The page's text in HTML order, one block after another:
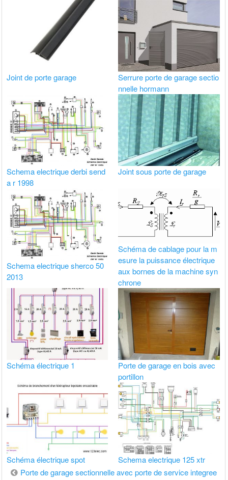
Joint de porte garage
Serrure porte de garage sectio
nnelle hormann
Schema electrique derbi send
a r 1998
Joint sous porte de garage
Schema electrique sherco 50
2013
Schéma de cablage pour la m
esure la puissance électrique
aux bornes de la machine syn
chrone
Schéma électrique 1
Porte de garage en bois avec
portillon
Schéma électrique spot Schema electrique 125 xtr
Navigation
Porte de garage sectionnelle avec porte de service integree